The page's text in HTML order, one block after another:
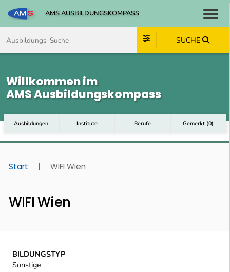
AMS AUSBILDUNGSKOMPASS
SUCHE
Willkommen im
AMS Ausbildungskompass
Ausbildungen Institute Berufe Gemerkt (0)
Start | WIFI Wien
WIFI Wien
BILDUNGSTYP
Sonstige